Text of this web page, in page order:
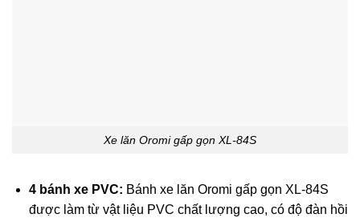
Xe lăn Oromi gấp gọn XL-84S
4 bánh xe PVC: Bánh xe lăn Oromi gấp gọn XL-84S
được làm từ vật liệu PVC chất lượng cao, có độ đàn hồi